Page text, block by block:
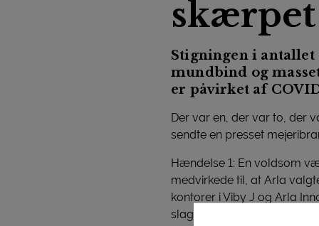
Stigningen i
mundbind og
er påvirket af
Der var en, der var to, der
sendte en presset
Hændelse 1: En voldsom
medvirkede til, at Arla
kontorer i Viby J og Arla
slagteriet i Ringsted i 14